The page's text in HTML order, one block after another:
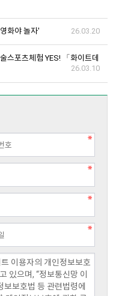
화야 놀자' 26.03.20
스포츠체험 YES! 「화이트데
26.03.10